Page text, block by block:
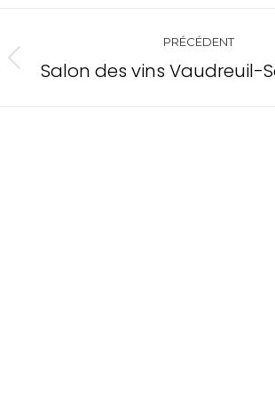
Navigation
de
commentaire
PRÉCÉDENT
Onglet
Salon des vins Vaudreuil-